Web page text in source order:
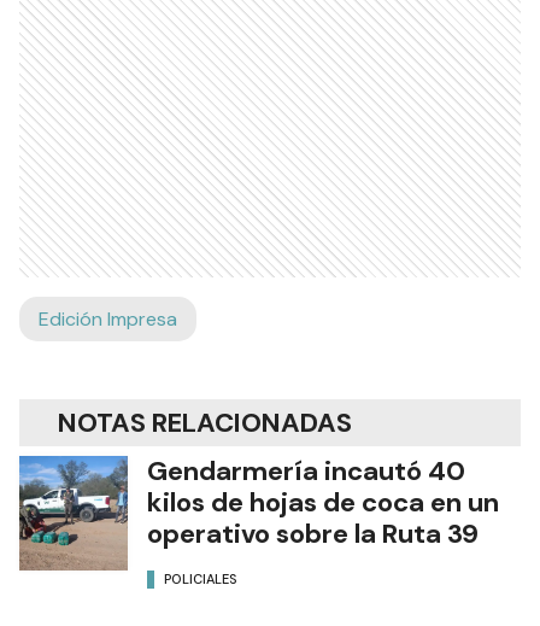
Edición Impresa
NOTAS RELACIONADAS
Gendarmería incautó 40
kilos de hojas de coca en un
operativo sobre la Ruta 39
POLICIALES